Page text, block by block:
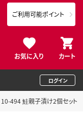
お気に入り カート
ご利用可能ポイント
ログイン
10-494 鮭親子漬け2個セット